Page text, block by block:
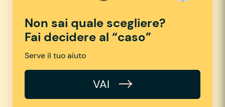
Non sai quale scegliere?
Fai decidere al “caso”
Serve il tuo aiuto
VAI